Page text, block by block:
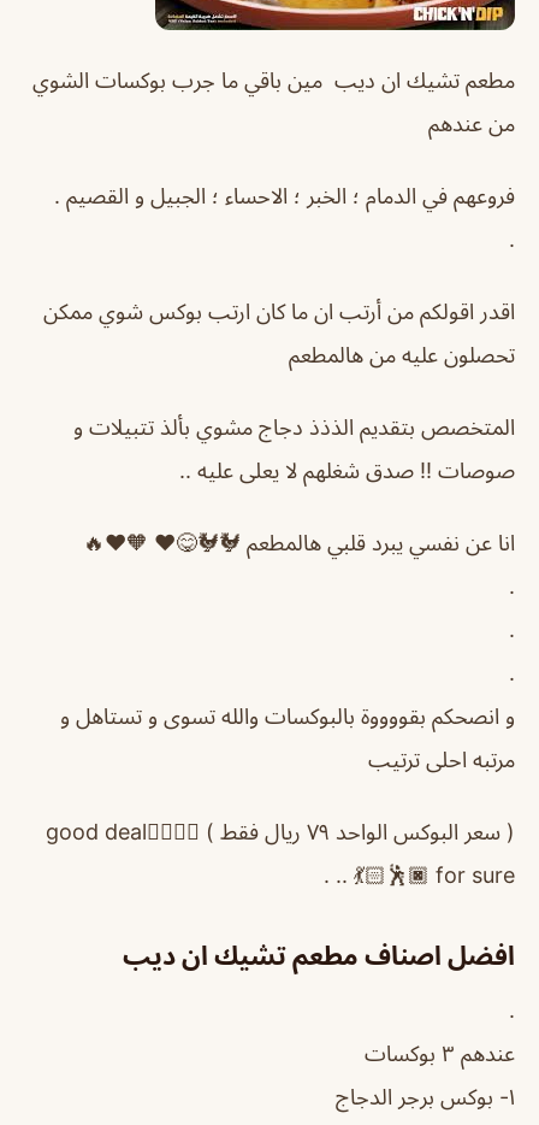
مطعم تشيك ان ديب مين باقي ما جرب بوكسات الشوي
من عندهم
فروعهم في الدمام ؛ الخبر ؛ الاحساء ؛ الجبيل و القصيم .
.
اقدر اقولكم من أرتب ان ما كان ارتب بوكس شوي ممكن
تحصلون عليه من هالمطعم
المتخصص بتقديم الذذذ دجاج مشوي بألذ تتبيلات و
صوصات !! صدق شغلهم لا يعلى عليه ..
انا عن نفسي يبرد قلبي هالمطعم 🐓🐓😋❤️ 🧡❤️🔥
.
.
.
و انصحكم بقووووة بالبوكسات والله تسوى و تستاهل و
مرتبه احلى ترتيب
( سعر البوكس الواحد ٧٩ ريال فقط ) 👍🏻👍🏻good deal
for sure 🕺🏿💃🏻 .. .
افضل اصناف مطعم تشيك ان ديب
.
عندهم ٣ بوكسات
١- بوكس برجر الدجاج